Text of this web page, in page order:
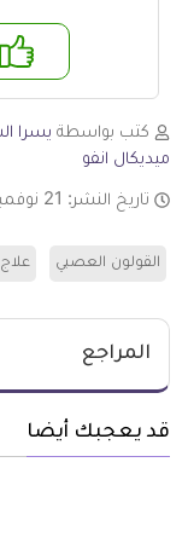
كتب بواسطة يسرا
ميديكال انفو
تاريخ النشر: 21 نوفمبر 2023
القولون العصبي
المراجع
قد يعجبك أيضا